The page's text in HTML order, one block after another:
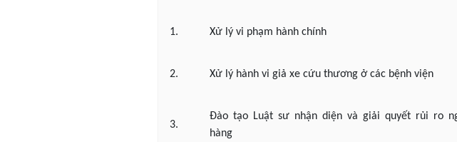
1. Xử lý vi phạm hành chính
2. Xử lý hành vi giả xe cứu thương ở các bệnh viện
3.
Đào tạo Luật sư nhận diện và giải quyết rủi ro
hàng